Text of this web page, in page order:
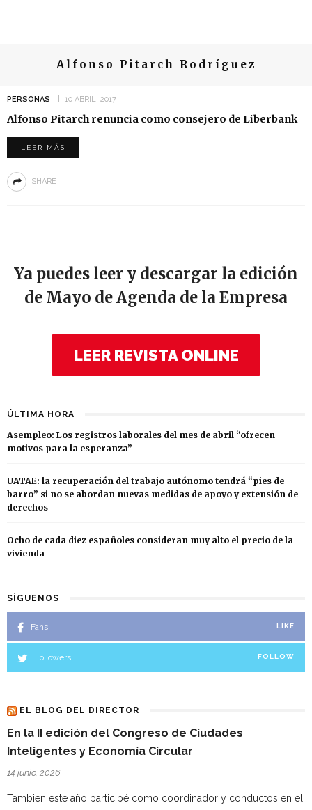
Alfonso Pitarch Rodríguez
PERSONAS 10 ABRIL, 2017
Alfonso Pitarch renuncia como consejero de Liberbank
LEER MÁS
SHARE
Ya puedes leer y descargar la edición
de Mayo de Agenda de la Empresa
LEER REVISTA ONLINE
ÚLTIMA HORA
Asempleo: Los registros laborales del mes de abril “ofrecen
motivos para la esperanza”
UATAE: la recuperación del trabajo autónomo tendrá “pies de
barro” si no se abordan nuevas medidas de apoyo y extensión de
derechos
Ocho de cada diez españoles consideran muy alto el precio de la
vivienda
SÍGUENOS
Fans LIKE
Followers FOLLOW
EL BLOG DEL DIRECTOR
En la II edición del Congreso de Ciudades
Inteligentes y Economía Circular
14 junio, 2026
Tambien este año participé como coordinador y conductos en el